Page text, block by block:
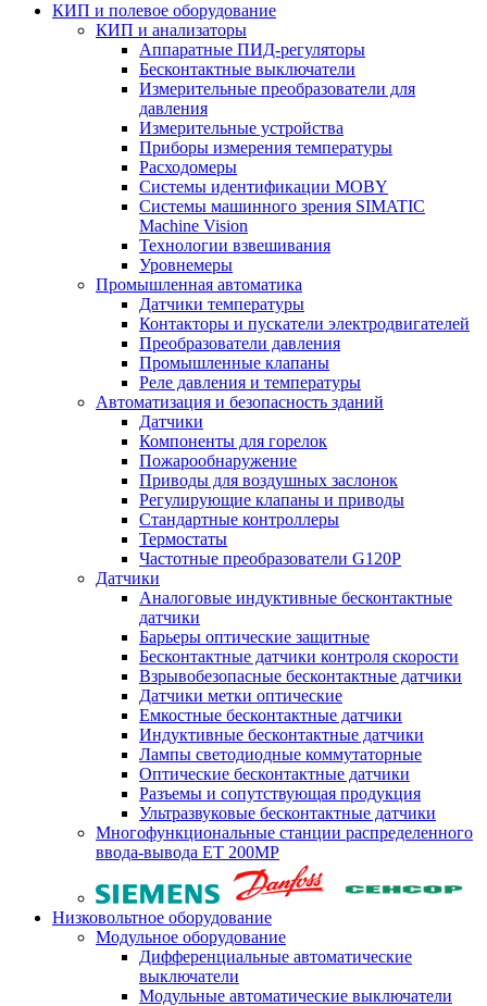
КИП и полевое оборудование
КИП и анализаторы
Аппаратные ПИД-регуляторы
Бесконтактные выключатели
Измерительные преобразователи для
давления
Измерительные устройства
Приборы измерения температуры
Расходомеры
Системы идентификации MOBY
Системы машинного зрения SIMATIC
Machine Vision
Технологии взвешивания
Уровнемеры
Промышленная автоматика
Датчики температуры
Контакторы и пускатели электродвигателей
Преобразователи давления
Промышленные клапаны
Реле давления и температуры
Автоматизация и безопасность зданий
Датчики
Компоненты для горелок
Пожарообнаружение
Приводы для воздушных заслонок
Регулирующие клапаны и приводы
Стандартные контроллеры
Термостаты
Частотные преобразователи G120P
Датчики
Аналоговые индуктивные бесконтактные
датчики
Барьеры оптические защитные
Бесконтактные датчики контроля скорости
Взрывобезопасные бесконтактные датчики
Датчики метки оптические
Емкостные бесконтактные датчики
Индуктивные бесконтактные датчики
Лампы светодиодные коммутаторные
Оптические бесконтактные датчики
Разъемы и сопутствующая продукция
Ультразвуковые бесконтактные датчики
Многофункциональные станции распределенного
ввода-вывода ET 200MP
Низковольтное оборудование
Модульное оборудование
Дифференциальные автоматические
выключатели
Модульные автоматические выключатели